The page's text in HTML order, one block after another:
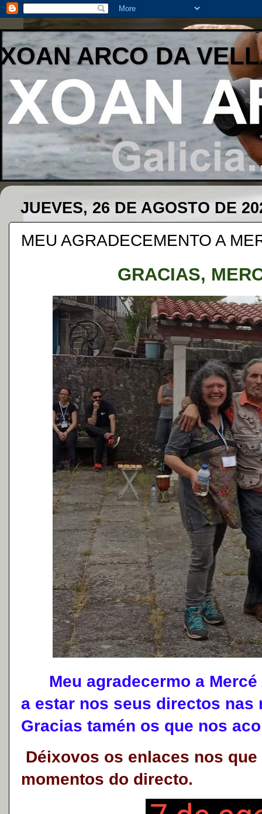
XOAN ARCO DA
JUEVES, 26 DE AGOSTO DE
MEU AGRADECEMENTO A
GRACIAS,
Meu agradecermo a Mercé
a estar nos seus directos nas
Gracias tamén os que nos
Déixovos os enlaces nos
momentos do directo.